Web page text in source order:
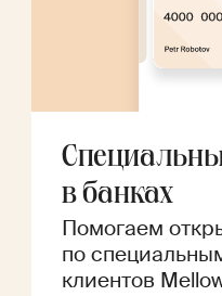
в банках
Помогаем
по
клиентов